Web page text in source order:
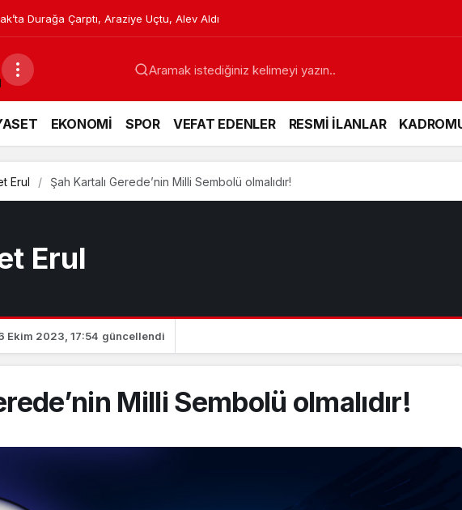
Hastaneler Afetlere Karşı Hazırlanıyor
EKONOMİ SPOR VEFAT EDENLER RESMİ İLANLAR
Erul Şah Kartalı Gerede’nin Milli Sembolü olmalıdır!
Erul
Ekim 2023, 17:54 güncellendi
Milli Sembolü olmalıdır!